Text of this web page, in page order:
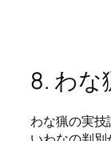
8. わな
わな猟の実技